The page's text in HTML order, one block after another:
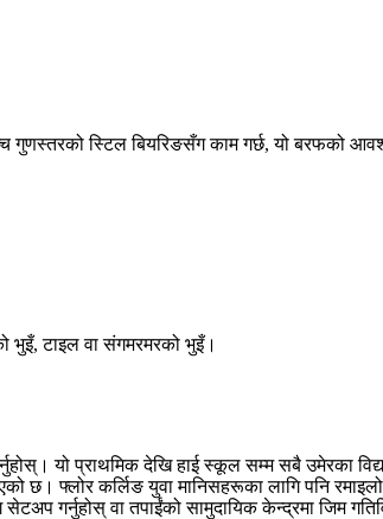
स्टिल बियरिङसँग काम गर्छ, यो बरफको
भुइँ, टाइल वा संगमरमरको भुइँ।
यो प्राथमिक देखि हाई स्कूल सम्म सबै उमेरका
फ्लोर कर्लिङ युवा मानिसहरूका लागि पनि रमाइलो
गर्नुहोस् वा तपाईंको सामुदायिक केन्द्रमा जिम